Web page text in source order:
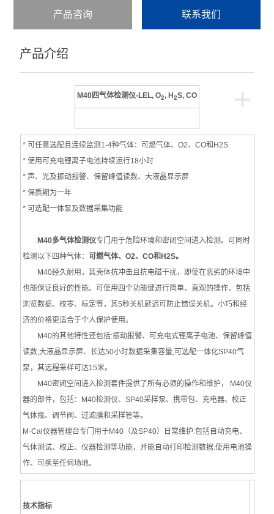
产品咨询 联系我们
产品介绍
+
M40四气体检测仪-LEL, O2, H 2S, CO
* 可任意选配且连续监测1-4种气体：可燃气体、O2、CO和H2S
* 使用可充电锂离子电池持续运行18小时
* 声、光及振动报警、保留峰值读数、大液晶显示屏
* 保质期为一年
* 可选配一体泵及数据采集功能
M40多气体检测仪专门用于危险环境和密闭空间进入检测。可同时
检测以下四种气体：
可燃气体、O2、CO和H2S。
M40经久耐用，其壳体抗冲击且抗电磁干扰，即使在恶劣的环境中
也能保证良好的性能。可使用四个功能键进行简单、直观的操作，包括
浏览数据、校零、标定等，其5秒关机延迟可防止错误关机。小巧和经
济的价格更适合于个人保护使用。
M40的其他特性还包括:振动报警、可充电式锂离子电池、保留峰值
读数,大液晶显示屏、长达50小时数据采集容量,可选配一体化SP40气
泵，其远程采样可达15米。
M40密闭空间进入检测套件提供了所有必须的操作和维护， M40仪
器的部件，包括：M40检测仪、SP40采样泵、携带包、充电器、校正
气体瓶、调节阀、过滤膜和采样管等。
M·Cal仪器管理台专门用于M40（及SP40）日常维护:包括自动充电、
气体测试、校正、仪器检测等功能，并能自动打印检测数据.使用电池操
作、可携至任何场地。
技术指标